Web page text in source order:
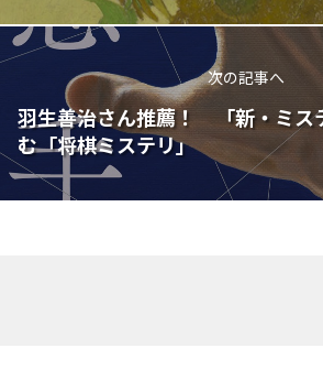
次の記事へ
羽生善治さん推薦！ 「新・ミス
む「将棋ミステリ」